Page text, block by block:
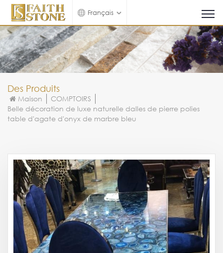
Français
Des Produits
Maison
COMPTOIRS
Belle décoration de luxe naturelle dalles de pierre polies
table d'agate d'onyx de marbre bleu